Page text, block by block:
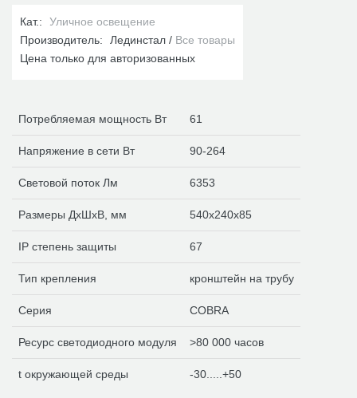
Кат.:
Уличное освещение
Производитель:
Лединстал
Все товары
Цена только для авторизованных
Потребляемая мощность Вт 61
Напряжение в сети Вт 90-264
Световой поток Лм 6353
Размеры ДхШхВ, мм 540х240х85
IP степень защиты 67
Тип крепления кронштейн на трубу
Серия COBRA
Ресурс светодиодного модуля >80 000 часов
t окружающей среды -30.....+50